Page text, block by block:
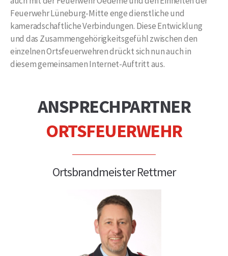
Feuerwehr Lüneburg-Mitte enge dienstliche und
kameradschaftliche Verbindungen. Diese Entwicklung
und das Zusammengehörigkeitsgefühl zwischen den
einzelnen Ortsfeuerwehren drückt sich nun auch in
diesem gemeinsamen Internet-Auftritt aus.
ANSPRECHPARTNER
ORTSFEUERWEHR
Ortsbrandmeister Rettmer